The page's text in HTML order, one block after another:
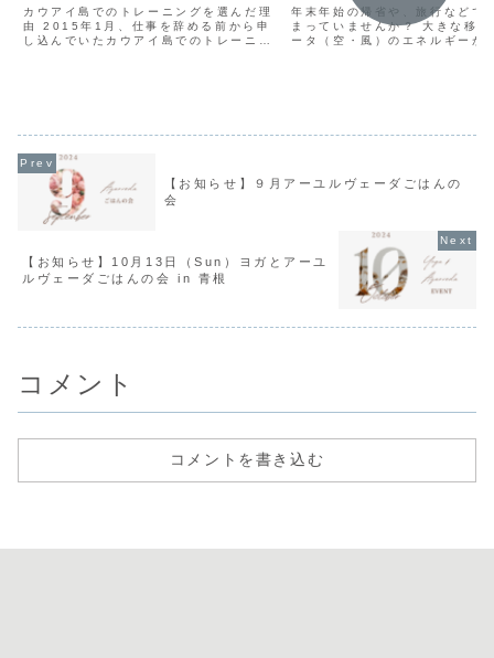
カウアイ島でのトレーニングを選んだ理
由 2015年1月、仕事を辞める前から申
し込んでいたカウアイ島でのトレーニン
年末年始の帰省や、旅行などで
まっていませんか？ 大きな移
ータ（空・風）のエネルギーが
【お知らせ】９月アーユルヴェーダごはんの
会
【お知らせ】10月13日（Sun）ヨガとアーユ
ルヴェーダごはんの会 in 青根
コメント
コメントを書き込む